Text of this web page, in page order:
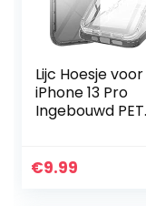
Lijc Hoesje voor
iPhone 13 Pro
Ingebouwd PET
360°Volledige
€9.99